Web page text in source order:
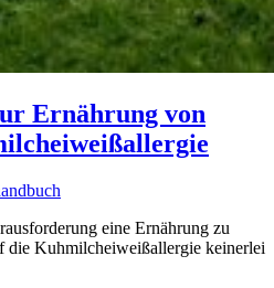
Ernährung von
eine Ernährung zu
die Kuhmilcheiweißallergie keinerlei